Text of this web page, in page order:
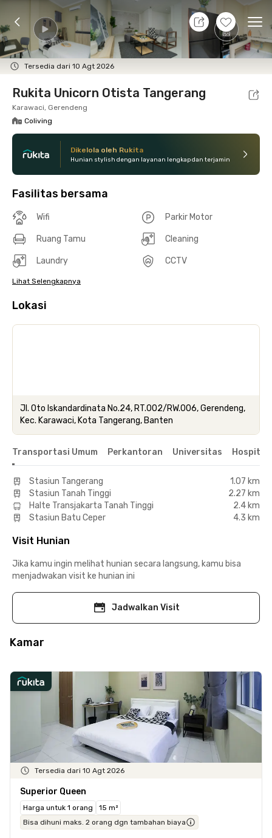
+16
Tersedia dari 10 Agt 2026
7 Agt 26 - Belum tahu
Foto Fasilitas bersama Lokasi Kamar
Rukita Unicorn Otista Tangerang
Karawaci, Gerendeng
Coliving
Dikelola oleh Rukita
Hunian stylish dengan layanan lengkap dan terjamin
Fasilitas bersama
Wifi Parkir Motor
Ruang Tamu Cleaning
Laundry CCTV
Lihat Selengkapnya
Lokasi
Jl. Oto Iskandardinata No.24, RT.002/RW.006, Gerendeng,
Kec. Karawaci, Kota Tangerang, Banten
Transportasi Umum Perkantoran Universitas Hospital
Stasiun Tangerang
1.07 km
Stasiun Tanah Tinggi
2.27 km
Halte Transjakarta Tanah Tinggi
2.4 km
Stasiun Batu Ceper
4.3 km
Visit Hunian
Jika kamu ingin melihat hunian secara langsung, kamu bisa
menjadwakan visit ke hunian ini
Jadwalkan Visit
Kamar
Tersedia dari 10 Agt 2026
Superior Queen
Harga untuk 1 orang
15 m²
Bisa dihuni maks. 2 orang dgn tambahan biaya